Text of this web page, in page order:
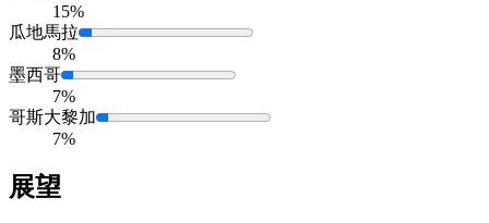
15%
瓜地馬拉
8%
墨西哥
7%
哥斯大黎加
7%
展望